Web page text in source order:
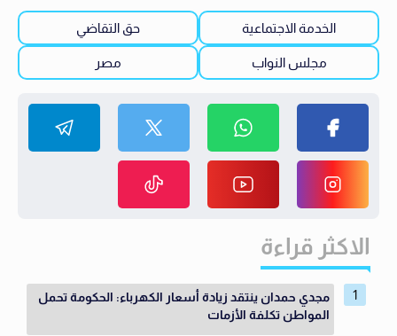
الخدمة الاجتماعية حق التقاضي
مجلس النواب مصر
الاكثر قراءة
مجدي حمدان ينتقد زيادة أسعار الكهرباء: الحكومة تحمل
المواطن تكلفة الأزمات